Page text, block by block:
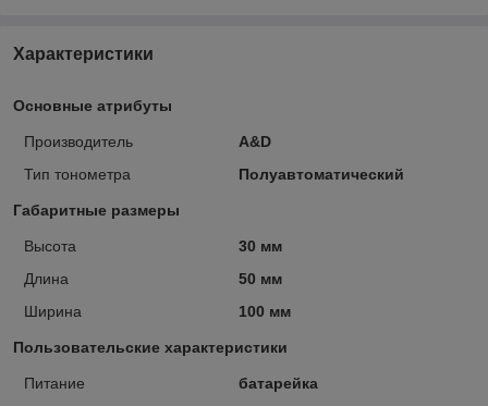
Характеристики
Основные атрибуты
Производитель
A&D
Тип тонометра
Полуавтоматический
Габаритные размеры
Высота
30 мм
Длина
50 мм
Ширина
100 мм
Пользовательские характеристики
Питание
батарейка